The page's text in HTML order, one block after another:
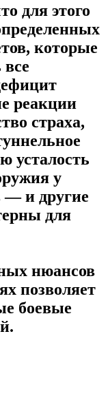
для этого
которые
реакции
страха,
усталость
у
— и другие
для
нюансов
позволяет
боевые